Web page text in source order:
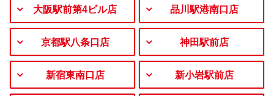
大阪駅前第4ビル店 品川駅港南口店
京都駅八条口店 神田駅前店
新宿東南口店 新小岩駅前店